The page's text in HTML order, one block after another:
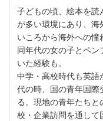
子どもの頃、絵本を読
が多い環境にあり、海
いころから海外への
同年代の女の子とペ
いた経験も。
中学・高校時代も英
代の時、国の青年国際
る。現地の青年たち
校・企業訪問を通して